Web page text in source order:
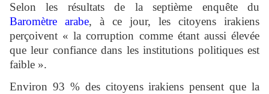
Selon les résultats de la septième enquête du
Baromètre arabe, à ce jour, les citoyens irakiens
perçoivent « la corruption comme étant aussi élevée
que leur confiance dans les institutions politiques est
faible ».
Environ 93 % des citoyens irakiens pensent que la